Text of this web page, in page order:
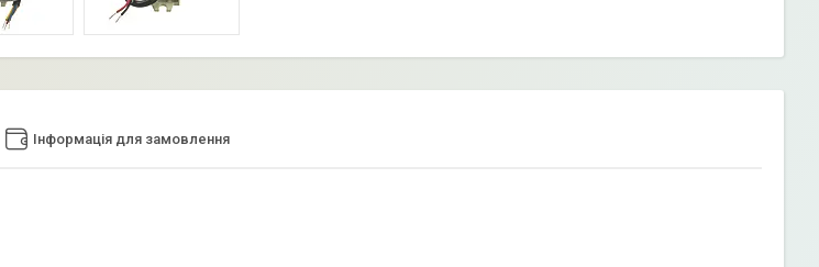
Інформація для замовлення